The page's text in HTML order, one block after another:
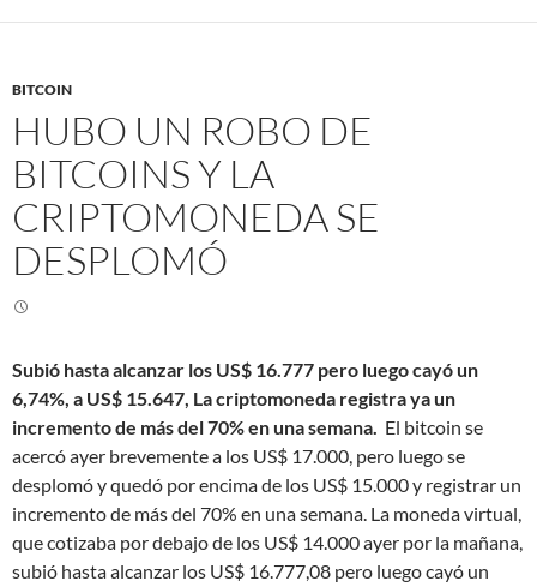
BITCOIN
HUBO UN ROBO DE
BITCOINS Y LA
CRIPTOMONEDA SE
DESPLOMÓ
Subió hasta alcanzar los US$ 16.777 pero luego cayó un
6,74%, a US$ 15.647, La criptomoneda registra ya un
incremento de más del 70% en una semana. El bitcoin se
acercó ayer brevemente a los US$ 17.000, pero luego se
desplomó y quedó por encima de los US$ 15.000 y registrar un
incremento de más del 70% en una semana. La moneda virtual,
que cotizaba por debajo de los US$ 14.000 ayer por la mañana,
subió hasta alcanzar los US$ 16.777,08 pero luego cayó un